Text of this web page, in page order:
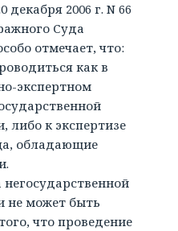
2006 г. N 66
Суда
отмечает, что:
как в
экспертном
либо к экспертизе
обладающие
не может быть
что проведение